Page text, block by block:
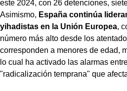
este 2024, con 26 detenciones,
Asimismo, España continúa
yihadistas en la Unión Europea,
número más alto desde los
corresponden a menores de edad,
lo cual ha activado las alarmas
"radicalización temprana" que